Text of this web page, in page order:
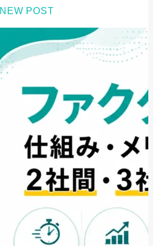
NEW POST